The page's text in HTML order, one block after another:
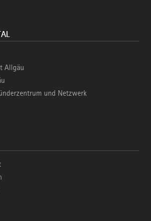
Allgäu
und Netzwerk